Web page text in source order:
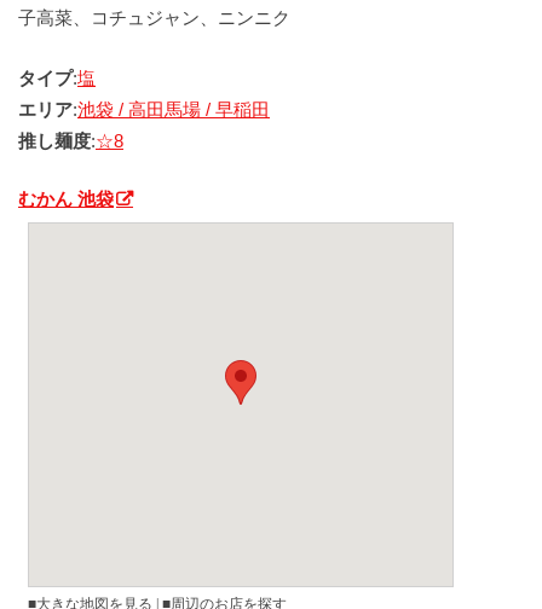
子高菜、コチュジャン、ニンニク
タイプ:塩
エリア:池袋 / 高田馬場 / 早稲田
推し麺度:☆8
むかん 池袋